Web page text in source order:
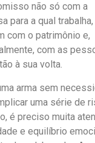
não só com a
para a qual
com o patrimônio e,
com as
à sua volta.
arma sem
uma série de
é preciso muita
e equilíbrio